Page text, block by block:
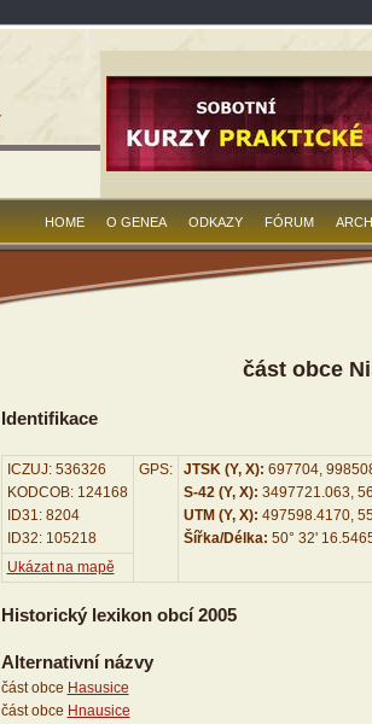
HOME O GENEA ODKAZY FÓRUM
část obce
Identifikace
ICZUJ: 536326
KODCOB: 124168
ID31: 8204
ID32: 105218
GPS: JTSK (Y, X): 697704,
S-42 (Y, X): 3497721.063,
UTM (Y, X): 497598.4170,
Šířka/Délka: 50° 32'
Ukázat na mapě
Historický lexikon obcí 2005
Alternativní názvy
část obce Hasusice
část obce Hnausice